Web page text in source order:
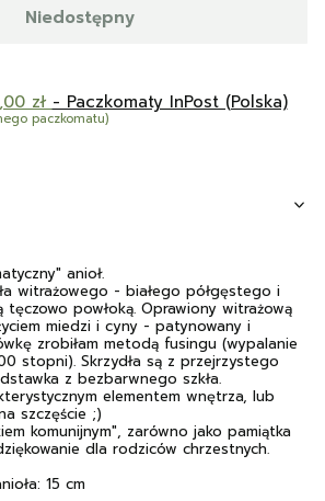
Niedostępny
zł - Paczkomaty InPost (Polska)
paczkomatu)
anioł.
witrażowego - białego półgęstego i
tęczowo powłoką. Oprawiony witrażową
miedzi i cyny - patynowany i
zrobiłam metodą fusingu (wypalanie
stopni). Skrzydła są z przejrzystego
z bezbarwnego szkła.
elementem wnętrza, lub
szczęście ;)
komunijnym", zarówno jako pamiątka
dla rodziców chrzestnych.
15 cm